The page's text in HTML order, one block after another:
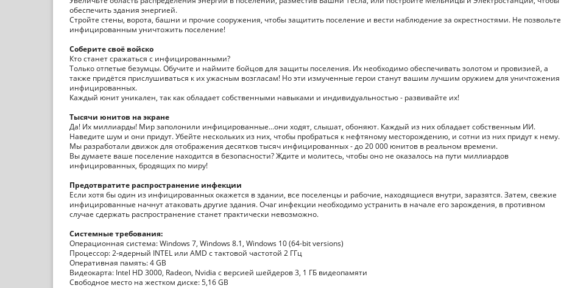
обеспечить здания энергией.
Стройте стены, ворота, башни и прочие сооружения, чтобы защитить поселение и вести наблюдение за окрестностями. Не позвольте
инфицированным уничтожить поселение!
Соберите своё войско
Кто станет сражаться с инфицированными?
Только отпетые безумцы. Обучите и наймите бойцов для защиты поселения. Их необходимо обеспечивать золотом и провизией, а
также придётся прислушиваться к их ужасным возгласам! Но эти измученные герои станут вашим лучшим оружием для уничтожения
инфицированных.
Каждый юнит уникален, так как обладает собственными навыками и индивидуальностью - развивайте их!
Тысячи юнитов на экране
Да! Их миллиарды! Мир заполонили инфицированные...они ходят, слышат, обоняют. Каждый из них обладает собственным ИИ.
Наведите шум и они придут. Убейте нескольких из них, чтобы пробраться к нефтяному месторождению, и сотни из них придут к нему.
Мы разработали движок для отображения десятков тысяч инфицированных - до 20 000 юнитов в реальном времени.
Вы думаете ваше поселение находится в безопасности? Ждите и молитесь, чтобы оно не оказалось на пути миллиардов
инфицированных, бродящих по миру!
Предотвратите распространение инфекции
Если хотя бы один из инфицированных окажется в здании, все поселенцы и рабочие, находящиеся внутри, заразятся. Затем, свежие
инфицированные начнут атаковать другие здания. Очаг инфекции необходимо устранить в начале его зарождения, в противном
случае сдержать распространение станет практически невозможно.
Системные требования:
Операционная система: Windows 7, Windows 8.1, Windows 10 (64-bit versions)
Процессор: 2-ядерный INTEL или AMD с тактовой частотой 2 ГГц
Оперативная память: 4 GB
Видеокарта: Intel HD 3000, Radeon, Nvidia с версией шейдеров 3, 1 ГБ видеопамяти
Свободное место на жестком диске: 5,16 GB